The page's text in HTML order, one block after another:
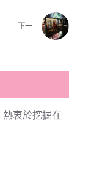
下一
熱衷於挖掘在